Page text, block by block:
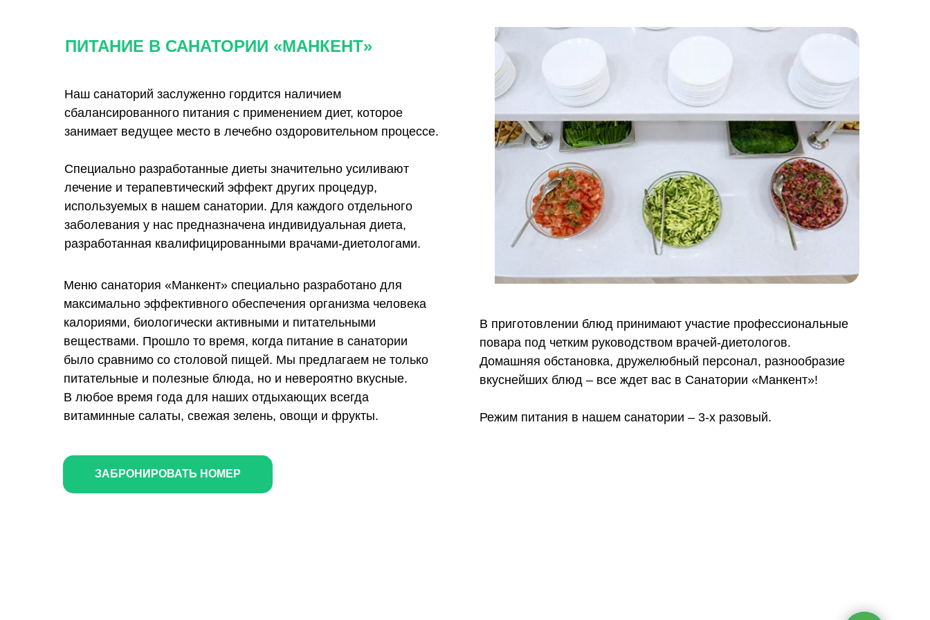
ПИТАНИЕ В САНАТОРИИ «МАНКЕНТ»
Наш санаторий заслуженно гордится наличием
сбалансированного питания с применением диет, которое
занимает ведущее место в лечебно оздоровительном процессе.
Специально разработанные диеты значительно усиливают
лечение и терапевтический эффект других процедур,
используемых в нашем санатории. Для каждого отдельного
заболевания у нас предназначена индивидуальная диета,
разработанная квалифицированными врачами-диетологами.
Меню санатория «Манкент» специально разработано для
максимально эффективного обеспечения организма человека
калориями, биологически активными и питательными
веществами. Прошло то время, когда питание в санатории
было сравнимо со столовой пищей. Мы предлагаем не только
питательные и полезные блюда, но и невероятно вкусные.
В любое время года для наших отдыхающих всегда
витаминные салаты, свежая зелень, овощи и фрукты.
ЗАБРОНИРОВАТЬ НОМЕР
В приготовлении блюд принимают участие профессиональные
повара под четким руководством врачей-диетологов.
Домашняя обстановка, дружелюбный персонал, разнообразие
вкуснейших блюд – все ждет вас в Санатории «Манкент»!
Режим питания в нашем санатории – 3-х разовый.